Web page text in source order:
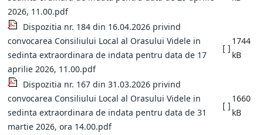
2026, 11.00.pdf
Dispozitia nr. 184 din 16.04.2026 privind
convocarea Consiliului Local al Orasului Videle in
sedinta extraordinara de indata pentru data de 17
aprilie 2026, 11.00.pdf
[ ]
1744
kB
Dispozitia nr. 167 din 31.03.2026 privind
convocarea Consiliului Local al Orasului Videle in
sedinta extraordinara de indata pentru data de 31
martie 2026, ora 14.00.pdf
[ ]
1660
kB